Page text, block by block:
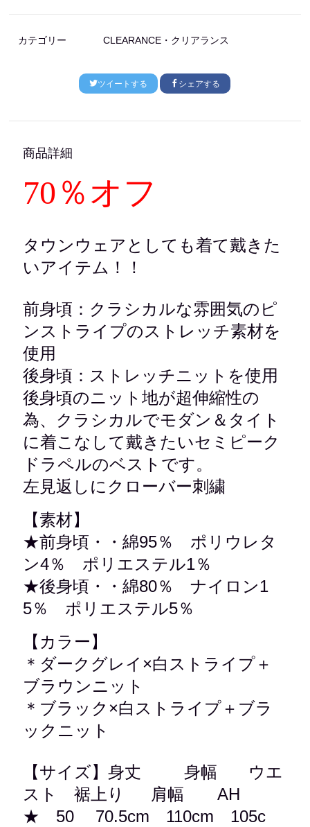
カテゴリー CLEARANCE・クリアランス
ツイートする シェアする
商品詳細
70％オフ
タウンウェアとしても着て戴きた
いアイテム！！
前身頃： クラシカルな雰囲気のピ
ンストライプのストレッチ素材を
使用
後身頃：ストレッチニットを使用
後身頃のニット地が超伸縮性の
為、クラシカルでモダン＆タイト
に着こなして戴きたいセミピーク
ドラペルのベスト です。
左見返しにクローバー刺繍
【素材】
★前身頃・・綿95％ ポリウレタ
ン4％ ポリエステル1％
★後身頃・・綿80％ ナイロン1
5％ ポリエステル5％
【カラー】
＊ダークグレイ×白ストライプ＋
ブラウンニット
＊ ブラック×白ストライプ＋ブラ
ックニット
【サイズ】身丈 身幅 ウエ
スト 裾上り 肩幅 AH
★ 50 70.5cm 110cm 105c